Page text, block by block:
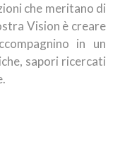
che meritano di
Vision è creare
in un
sapori ricercati